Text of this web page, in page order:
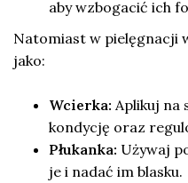
aby wzbogacić ich
Natomiast w pielęgnacji
jako:
Wcierka: Aplikuj na
kondycję oraz
Płukanka: Używaj
je i nadać im blasku.